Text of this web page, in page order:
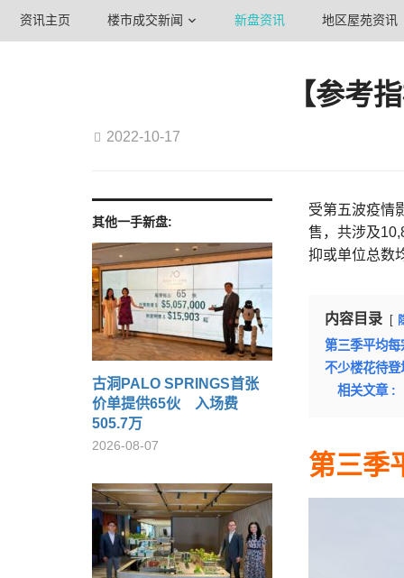
资讯主页 楼市成交新闻 新盘资讯 地区屋苑资讯
【参考
2022-10-17
其他一手新盘:
古洞PALO SPRINGS首张
价单提供65伙 入场费
505.7万
2026-08-07
受第五波疫情
售，共涉及
抑或单位总数
内容目录
第三季平均
不少楼花待登
相关文章 :
第三季